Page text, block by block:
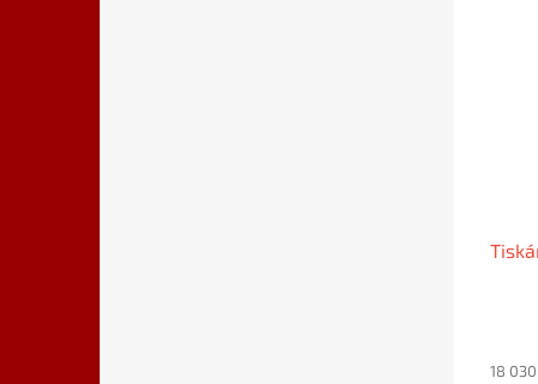
18